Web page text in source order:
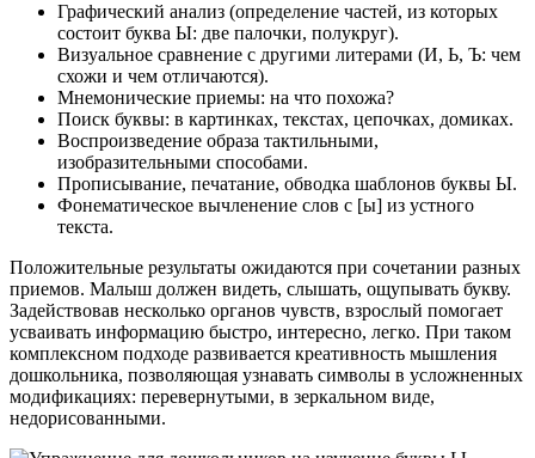
Графический анализ (определение частей, из которых
состоит буква Ы: две палочки, полукруг).
Визуальное сравнение с другими литерами (И, Ь, Ъ: чем
схожи и чем отличаются).
Мнемонические приемы: на что похожа?
Поиск буквы: в картинках, текстах, цепочках, домиках.
Воспроизведение образа тактильными,
изобразительными способами.
Прописывание, печатание, обводка шаблонов буквы Ы.
Фонематическое вычленение слов с [ы] из устного
текста.
Положительные результаты ожидаются при сочетании разных
приемов. Малыш должен видеть, слышать, ощупывать букву.
Задействовав несколько органов чувств, взрослый помогает
усваивать информацию быстро, интересно, легко. При таком
комплексном подходе развивается креативность мышления
дошкольника, позволяющая узнавать символы в усложненных
модификациях: перевернутыми, в зеркальном виде,
недорисованными.